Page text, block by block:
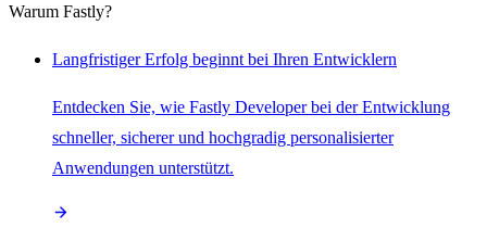
Warum Fastly?
Langfristiger Erfolg beginnt bei Ihren Entwicklern
Entdecken Sie, wie Fastly Developer bei der Entwicklung
schneller, sicherer und hochgradig personalisierter
Anwendungen unterstützt.